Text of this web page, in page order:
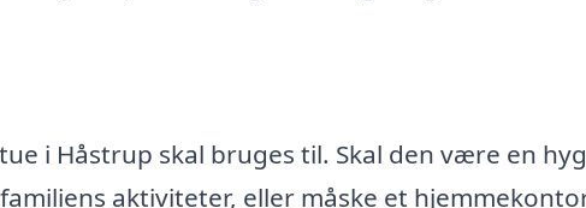
i Håstrup skal bruges til. Skal den være en
aktiviteter, eller måske et